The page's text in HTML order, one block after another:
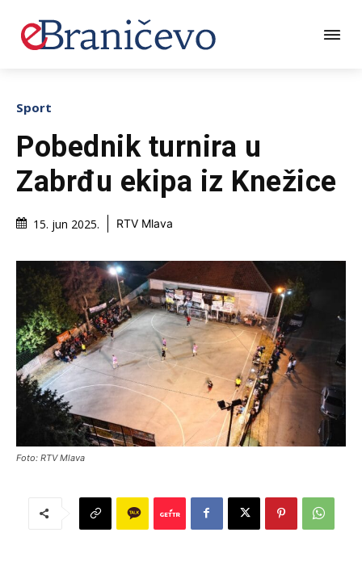
Sport
Pobednik turnira u
Zabrđu ekipa iz Knežice
15. jun 2025. RTV Mlava
Foto: RTV Mlava